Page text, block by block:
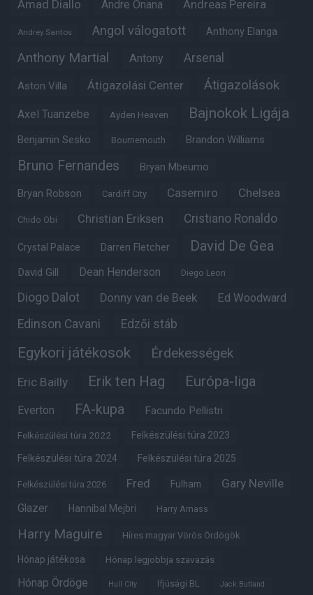
Amad Diallo Andre Onana Andreas Pereira
Andrey Santos Angol válogatott Anthony Elanga
Anthony Martial Antony Arsenal
Aston Villa Átigazolási Center Átigazolások
Axel Tuanzebe Ayden Heaven Bajnokok Ligája
Benjamin Sesko Bournemouth Brandon Williams
Bruno Fernandes Bryan Mbeumo
Bryan Robson Cardiff City Casemiro Chelsea
Chido Obi Christian Eriksen Cristiano Ronaldo
Crystal Palace Darren Fletcher David De Gea
David Gill Dean Henderson Diego Leon
Diogo Dalot Donny van de Beek Ed Woodward
Edinson Cavani Edzői stáb
Egykori játékosok Érdekességek
Eric Bailly Erik ten Hag Európa-liga
Everton FA-kupa Facundo Pellistri
Felkészülési túra 2022 Felkészülési túra 2023
Felkészülési túra 2024 Felkészülési túra 2025
Felkészülési túra 2026 Fred Fulham Gary Neville
Glazer Hannibal Mejbri Harry Amass
Harry Maguire Híres magyar Vörös Ördögök
Hónap játékosa Hónap legjobbja szavazás
Hónap Ördöge Hull City Ifjúsági BL Jack Butland